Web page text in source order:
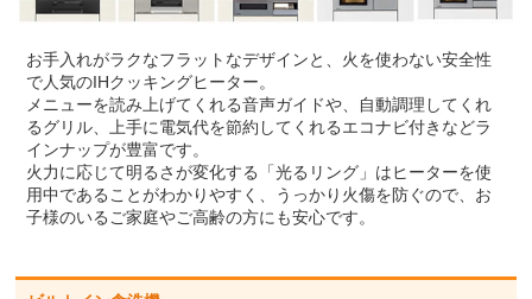
お手入れがラクなフラットなデザインと、火を使わない安全性
で人気のIHクッキングヒーター。
メニューを読み上げてくれる音声ガイドや、自動調理してくれ
るグリル、上手に電気代を節約してくれるエコナビ付きなどラ
インナップが豊富です。
火力に応じて明るさが変化する「光るリング」はヒーターを使
用中であることがわかりやすく、うっかり火傷を防ぐので、お
子様のいるご家庭やご高齢の方にも安心です。